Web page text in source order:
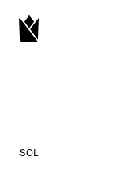
SOL